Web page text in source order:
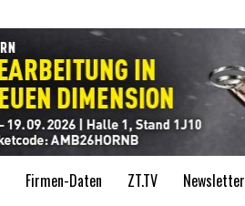
Firmen-Daten ZT.TV Newsletter